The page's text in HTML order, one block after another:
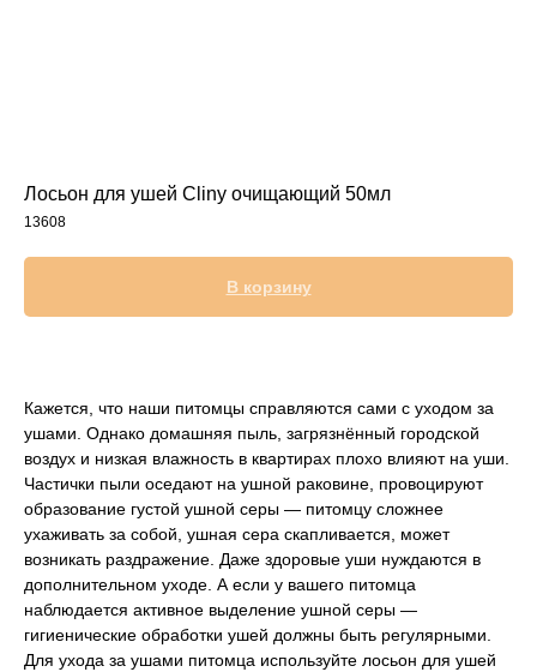
Лечение кроликов
Лечение шиншилл
Вакцинация кроликов
Вакцинация хорьков
Лосьон для ушей Cliny очищающий 50мл
13608
В корзину
Кажется, что наши питомцы справляются сами с уходом за
ушами. Однако домашняя пыль, загрязнённый городской
воздух и низкая влажность в квартирах плохо влияют на уши.
Частички пыли оседают на ушной раковине, провоцируют
образование густой ушной серы — питомцу сложнее
ухаживать за собой, ушная сера скапливается, может
возникать раздражение. Даже здоровые уши нуждаются в
дополнительном уходе. А если у вашего питомца
наблюдается активное выделение ушной серы —
гигиенические обработки ушей должны быть регулярными.
Для ухода за ушами питомца используйте лосьон для ушей